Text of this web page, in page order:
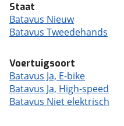
Staat
Batavus Nieuw
Batavus Tweedehands
Voertuigsoort
Batavus Ja, E-bike
Batavus Ja, High-speed
Batavus Niet elektrisch